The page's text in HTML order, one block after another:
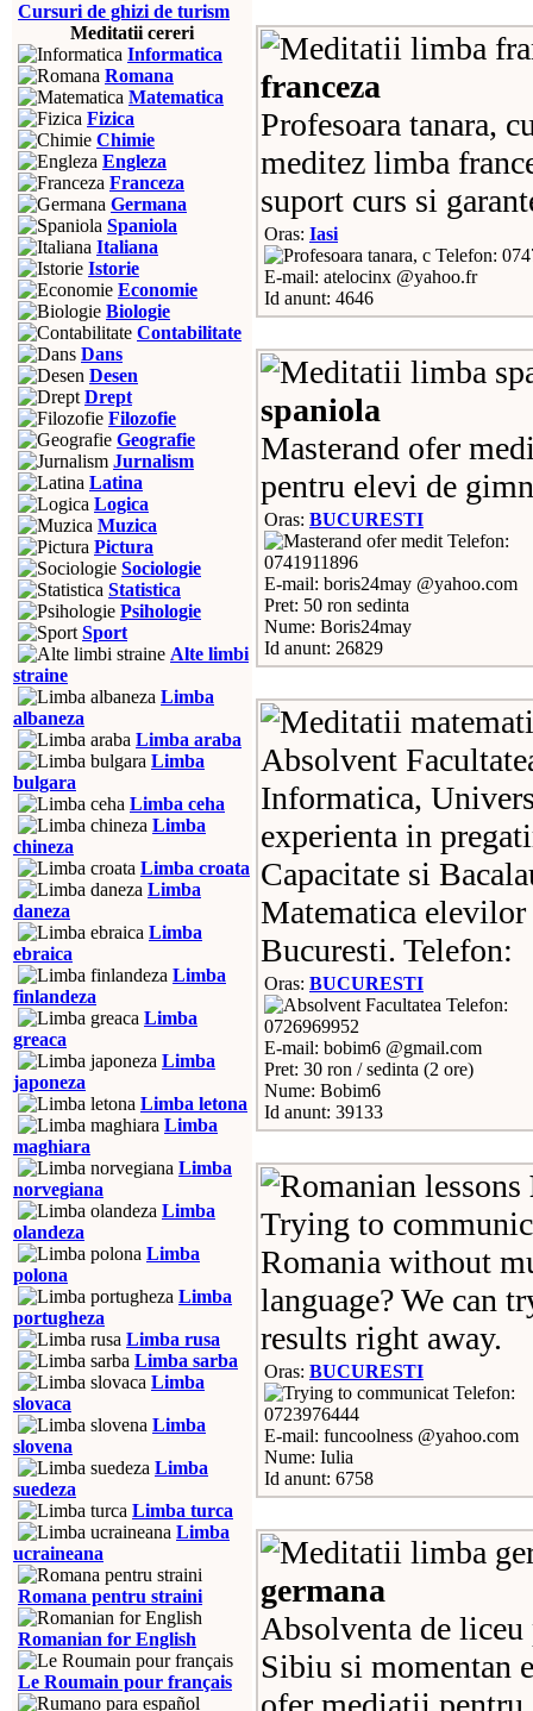
Cursuri de ghizi de turism
Meditatii cereri
Informatica
Romana
Matematica
Fizica
Chimie
Engleza
Franceza
Germana
Spaniola
Italiana
Istorie
Economie
Biologie
Contabilitate
Dans
Desen
Drept
Filozofie
Geografie
Jurnalism
Latina
Logica
Muzica
Pictura
Sociologie
Statistica
Psihologie
Sport
Alte limbi
straine
Limba
albaneza
Limba araba
Limba
bulgara
Limba ceha
Limba
chineza
Limba croata
Limba
daneza
Limba
ebraica
Limba
finlandeza
Limba
greaca
Limba
japoneza
Limba letona
Limba
maghiara
Limba
norvegiana
Limba
olandeza
Limba
polona
Limba
portugheza
Limba rusa
Limba sarba
Limba
slovaca
Limba
slovena
Limba
suedeza
Limba turca
Limba
ucraineana
Romana pentru straini
Romanian for English
Le Roumain pour français
franceza
Profesoara tanara,
meditez limba
suport curs si
Oras: Iasi
Telefon:
E-mail: atelocinx @yahoo.fr
Id anunt: 4646
spaniola
Masterand ofer
pentru elevi de
Oras: BUCURESTI
Telefon:
0741911896
E-mail: boris24may @yahoo.com
Pret: 50 ron sedinta
Nume: Boris24may
Id anunt: 26829
Absolvent
Informatica,
experienta in
Capacitate si
Matematica
Bucuresti. Telefon:
Oras: BUCURESTI
Telefon:
0726969952
E-mail: bobim6 @gmail.com
Pret: 30 ron / sedinta (2 ore)
Nume: Bobim6
Id anunt: 39133
Trying to
Romania without
language? We can
results right away.
Oras: BUCURESTI
Telefon:
0723976444
E-mail: funcoolness @yahoo.com
Nume: Iulia
Id anunt: 6758
germana
Absolventa de liceu
Sibiu si momentan